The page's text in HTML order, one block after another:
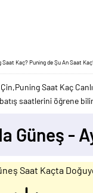
Saat Kaç? Puning de Şu An Saat
Saat Kaç
saatlerini öğrene
Güneş -
Saat Kaçta